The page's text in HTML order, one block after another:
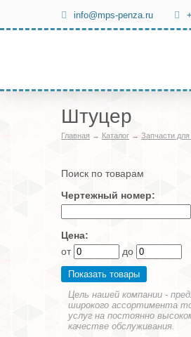
info@mps-penza.ru
Штуцер
Главная → Каталог → Запчасти
Поиск по товарам
Чертежный номер:
Цена:
от
до
Цель нашей компании -
широкого ассортимента
услуг на постоянно
качестве обслуживания.